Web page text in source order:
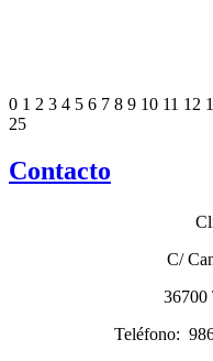
0 1 2 3 4 5 6 7 8 9 10 11 12
25
Contacto
C/
36700
Teléfono: